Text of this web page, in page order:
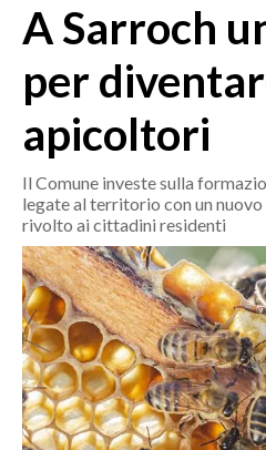
ORISTANO E PROVINCIA
GALLURA
NUORO E PROVINCIA
OGLIASTRA
AGENDA
CRONACA
ITALIA
MONDO
POLITICA
ECONOMIA
A Sarroch
per
apicoltori
Il Comune investe sulla
legate al territorio con un
rivolto ai cittadini residenti